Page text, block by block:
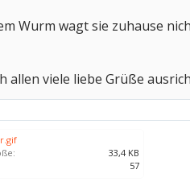
Wurm wagt sie zuhause
allen viele liebe Grüße
33,4 KB
57